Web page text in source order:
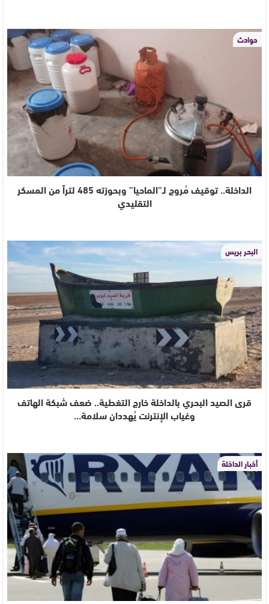
حوادث
الداخلة.. توقيف مُروج لـ”الماحيا” وبحوزته 485 لتراً من المسكر
التقليدي
البحر بريس
قرى الصيد البحري بالداخلة خارج التغطية.. ضعف شبكة الهاتف
وغياب الإنترنت يُهددان سلامة…
أخبار الداخلة